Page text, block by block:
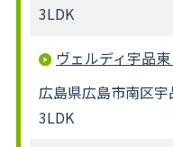
3LDK
ヴェルディ宇品
広島県広島市南区宇
3LDK